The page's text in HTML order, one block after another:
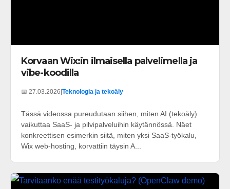
Korvaan Wix:in ilmaisella palvelimella ja
vibe-koodilla
📅 27.03.2026 Teknologia ja tekoäly
Tässä videossa pureudutaan siihen, miten AI (tekoäly)
vaikuttaa SaaS- ja pilvipalveluihin käytännössä. Näet
konkreettisen esimerkin siitä, miten yksi SaaS-työkalu,
Wix web-hosting, korvattiin täysin A...